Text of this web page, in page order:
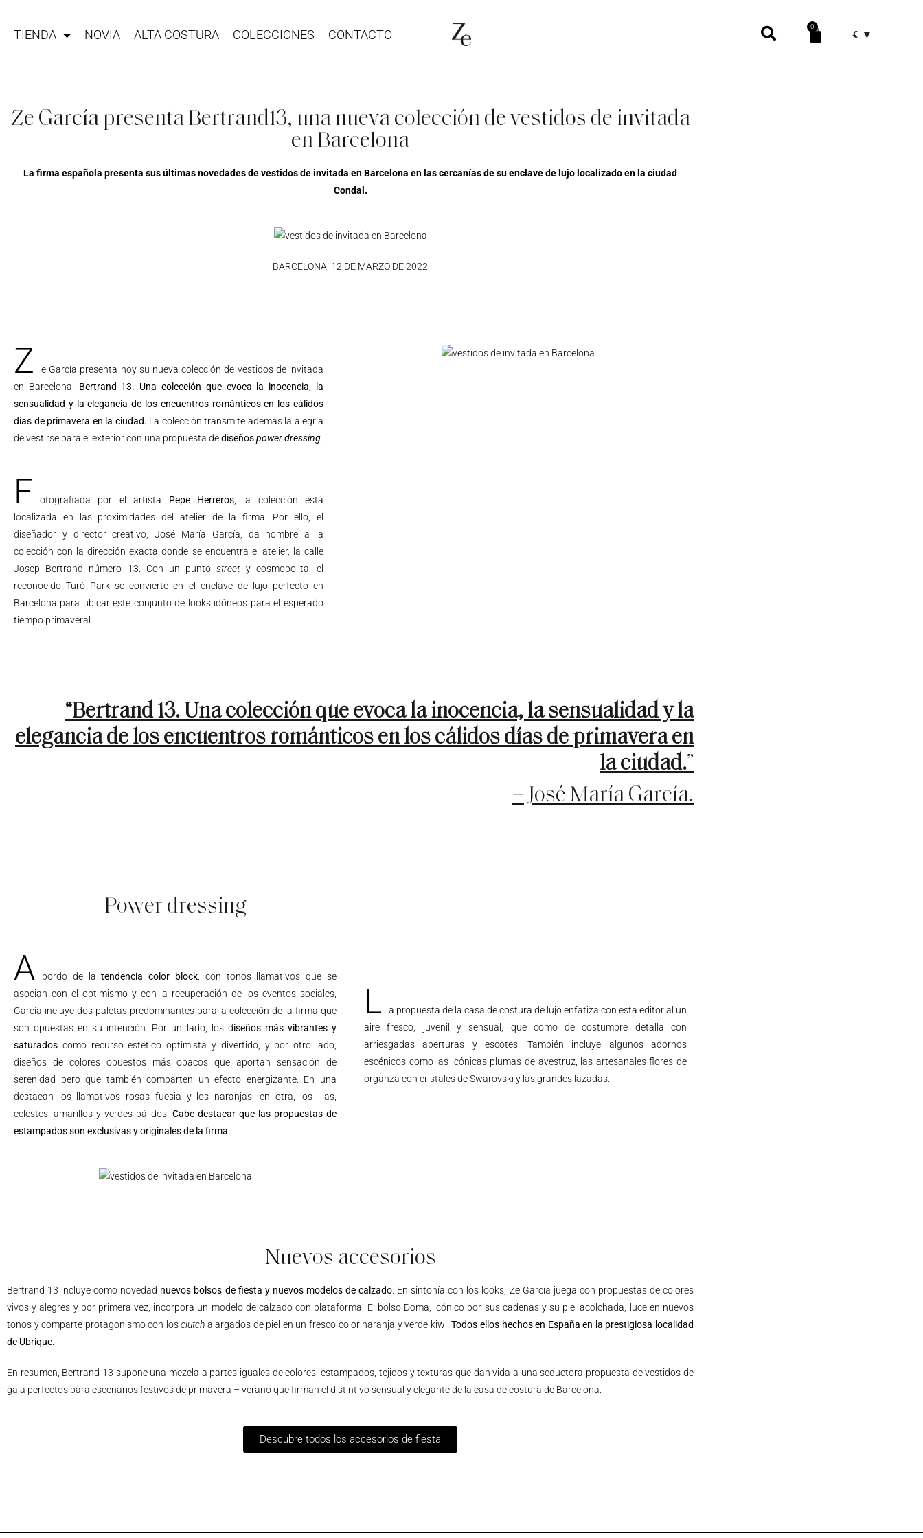
TIENDA NOVIA ALTA COSTURA COLECCIONES CONTACTO
0
€
Ze García presenta Bertrand13, una nueva colección de vestidos de invitada
en Barcelona
La firma española presenta sus últimas novedades de vestidos de invitada en Barcelona en las cercanías de su enclave de lujo localizado en la ciudad
Condal.
BARCELONA, 12 DE MARZO DE 2022
Z
e García presenta hoy su nueva colección de vestidos de invitada
en Barcelona: Bertrand 13. Una colección que evoca la inocencia, la
sensualidad y la elegancia de los encuentros románticos en los cálidos
días de primavera en la ciudad. La colección transmite además la alegría
de vestirse para el exterior con una propuesta dediseñospower dressing
F otografiada por el artista Pepe Herreros, la colección está
localizada en las proximidades del atelier de la firma. Por ello, el
diseñador y director creativo, José María García, da nombre a la
colección con la dirección exacta donde se encuentra el atelier, la calle
Josep Bertrand número 13. Con un punto streety cosmopolita, el
reconocido Turó Park se convierte en el enclave de lujo perfecto en
Barcelona para ubicar este conjunto de looks idóneos para el esperado
tiempo primaveral.
“Bertrand 13. Una colección que evoca la inocencia, la sensualidad y la
elegancia de los encuentros románticos en los cálidos días de primavera en
la ciudad.”
– José María García.
Power dressing
A bordo de latendencia color block , con tonos llamativos que se
asocian con el optimismo y con la recuperación de los eventos sociales,
García incluye dos paletas predominantes para la colección de la firma que
son opuestas en su intención. Por un lado, los diseños más vibrantes y
saturados como recurso estético optimista y divertido, y por otro lado,
diseños de colores opuestos más opacos que aportan sensación de
serenidad pero que también comparten un efecto energizante. En una
destacan los llamativos rosas fucsia y los naranjas; en otra, los lilas,
celestes, amarillos y verdes pálidos. Cabe destacar que las propuestas de
estampados son exclusivas y originales de la firma.
L
a propuesta de la casa de costura de lujo enfatiza con esta editorial un
aire fresco, juvenil y sensual, que como de costumbre detalla con
arriesgadas aberturas y escotes. También incluye algunos adornos
escénicos como las icónicas plumas de avestruz, las artesanales flores de
organza con cristales de Swarovski y las grandes lazadas.
Nuevos accesorios
Bertrand 13 incluye como novedad nuevos bolsos de fiesta y nuevos modelos de calzado . En sintonía con los looks, Ze García juega con propuestas de colores
vivos y alegres y por primera vez, incorpora un modelo de calzado con plataforma. El bolso Doma, icónico por sus cadenas y su piel acolchada, luce en nuevos
tonos y comparte protagonismo con losclutch alargados de piel en un fresco color naranja y verde kiwi.Todos ellos hechos en España en la prestigiosa localidad
de Ubrique
En resumen, Bertrand 13 supone una mezcla a partes iguales de colores, estampados, tejidos y texturas que dan vida a una seductora propuesta de vestidos de
gala perfectos para escenarios festivos de primavera – verano que firman el distintivo sensual y elegante de la casa de costura de Barcelona.
Descubre todos los accesorios de fiesta